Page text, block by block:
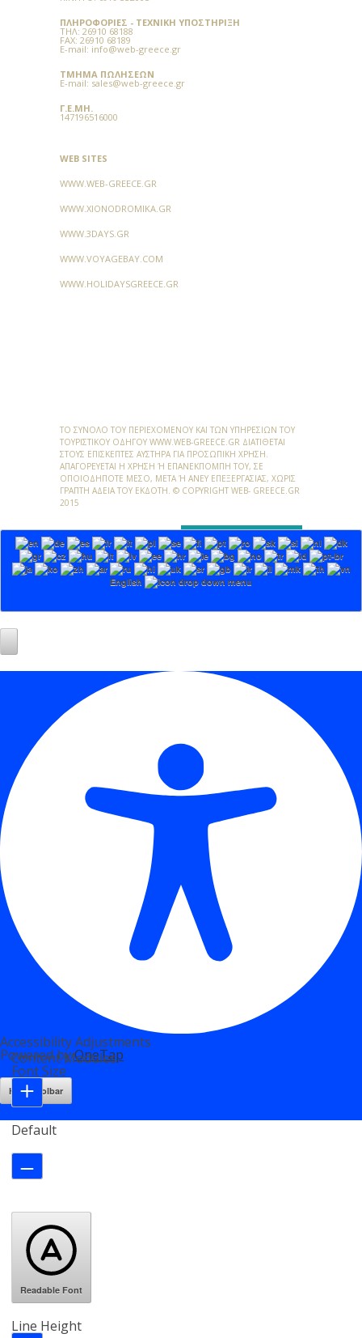
ΠΛΗΡΟΦΟΡΊΕΣ - ΤΕΧΝΙΚΉ ΥΠΟΣΤΉΡΙΞΗ
TΗΛ: 26910 68188
FAX: 26910 68189
E-mail: info@web-greece.gr
ΤΜΉΜΑ ΠΩΛΉΣΕΩΝ
E-mail: sales@web-greece.gr
Γ.Ε.ΜΗ.
147196516000
WEB SITES
WWW.WEB-GREECE.GR
WWW.XIONODROMIKA.GR
WWW.3DAYS.GR
WWW.VOYAGEBAY.COM
WWW.HOLIDAYSGREECE.GR
ΤΟ ΣΎΝΟΛΟ ΤΟΥ ΠΕΡΙΕΧΟΜΈΝΟΥ ΚΑΙ ΤΩΝ ΥΠΗΡΕΣΙΏΝ ΤΟΥ
ΤΟΥΡΙΣΤΙΚΟΎ ΟΔΗΓΟΎ WWW.WEB-GREECE.GR ΔΙΑΤΊΘΕΤΑΙ
ΣΤΟΥΣ ΕΠΙΣΚΈΠΤΕΣ ΑΥΣΤΗΡΆ ΓΙΑ ΠΡΟΣΩΠΙΚΉ ΧΡΉΣΗ.
ΑΠΑΓΟΡΕΎΕΤΑΙ Η ΧΡΉΣΗ Ή ΕΠΑΝΕΚΠΟΜΠΉ ΤΟΥ, ΣΕ Ο
ΠΟΙΟΔΉΠΟΤΕ ΜΈΣΟ, ΜΕΤΆ Ή ΆΝΕΥ ΕΠΕΞΕΡΓΑΣΊΑΣ, ΧΩΡΊΣ ΓΡ
ΑΠΤΉ ΆΔΕΙΑ ΤΟΥ ΕΚΔΌΤΗ. © COPYRIGHT WEB- GREECE.GR 20
15
English
Accessibility Adjustments
Powered byOneTap
Hide Toolbar
Content Modules
Font Size
Default
Readable Font
Line Height